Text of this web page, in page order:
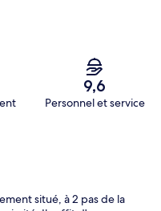
9,6
Personnel et service
situé, à 2 pas de la